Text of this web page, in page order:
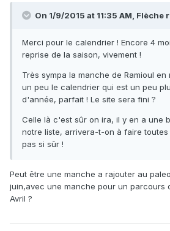
On 1/9/2015 at 11:35 AM, Flèche
Merci pour le calendrier ! Encore 4
reprise de la saison, vivement !
Très sympa la manche de Ramioul
un peu le calendrier qui est un peu
d'année, parfait ! Le site sera fini ?
Celle là c'est sûr on ira, il y en a une
notre liste, arrivera-t-on à faire
pas si sûr !
Peut être une manche a rajouter au
juin,avec une manche pour un parcours
Avril ?